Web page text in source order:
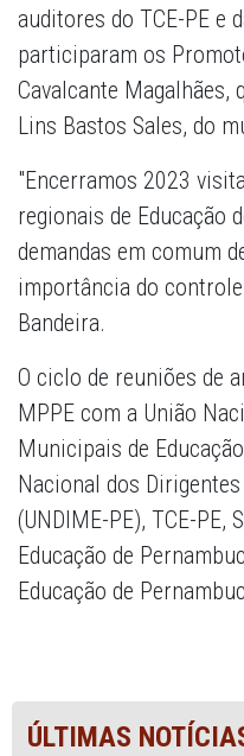
auditores do TCE-PE e
participaram os
Cavalcante Magalhães,
Lins Bastos Sales, do
"Encerramos 2023
regionais de Educação
demandas em comum
importância do
Bandeira.
O ciclo de reuniões de
MPPE com a União
Municipais de
Nacional dos
(UNDIME-PE), TCE-PE,
Educação de
Educação de
ÚLTIMAS